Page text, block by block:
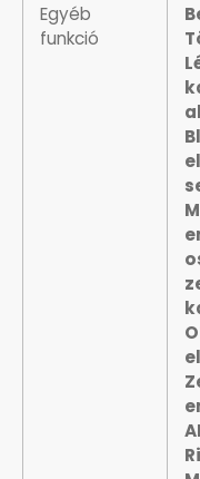
Egyéb
funkció
SENCOR
TIMESTAR